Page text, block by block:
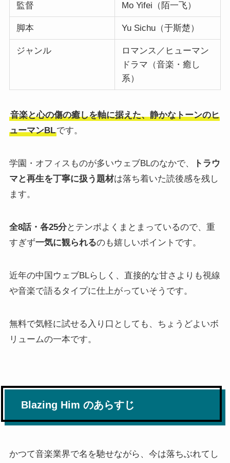
監督 Mo Yifei（陌一飞）
脚本 Yu Sichu（于斯楚）
ジャンル
ロマンス／ヒューマン
ドラマ（音楽・癒し
系）
音楽と心の傷の癒しを軸に据えた、静かなトーンのヒ
ューマンBLです。
学園・オフィスものが多いウェブBLのなかで、
トラウ
マと再生を丁寧に扱う題材は落ち着いた読後感を残し
ます。
全8話・各25分とテンポよくまとまっているので、重
すぎず一気に観られるのも嬉しいポイントです。
近年の中国ウェブBLらしく、直接的な甘さよりも視線
や音楽で語るタイプに仕上がっていそうです。
無料で気軽に試せる入り口としても、ちょうどよいボ
リュームの一本です。
Blazing Him のあらすじ
かつて音楽業界で名を馳せながら、今は落ちぶれてし